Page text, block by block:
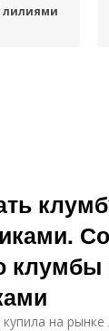
лилиями
на рынке